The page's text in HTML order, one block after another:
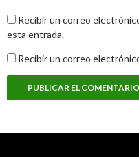
Recibir un correo
esta entrada.
Recibir un correo